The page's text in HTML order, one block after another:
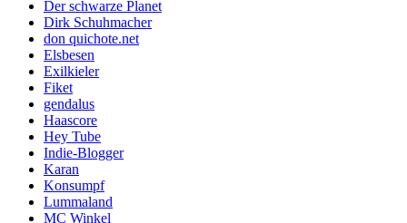
Der schwarze Planet
Dirk Schuhmacher
don quichote.net
Elsbesen
Exilkieler
Fiket
gendalus
Haascore
Hey Tube
Indie-Blogger
Karan
Konsumpf
Lummaland
MC Winkel